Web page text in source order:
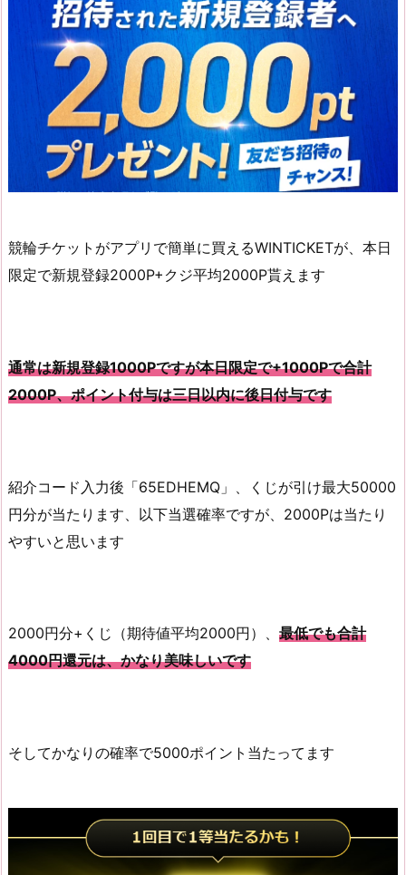
競輪チケットがアプリで簡単に買えるWINTICKETが、本日
限定で新規登録2000P+クジ平均2000P貰えます
通常は新規登録1000Pですが本日限定で+1000Pで合計
2000P、ポイント付与は三日以内に後日付与です
紹介コード入力後「65EDHEMQ」、くじが引け最大50000
円分が当たります、以下当選確率ですが、2000Pは当たり
やすいと思います
2000円分+くじ（期待値平均2000円）、 最低でも合計
4000円還元は、かなり美味しいです
そしてかなりの確率で5000ポイント当たってます